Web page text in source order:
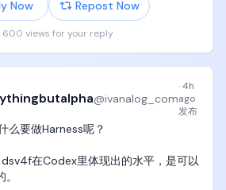
Now Repost Now
600 views for your reply
@ivanalog_com
·4h
ago
发布
么要做Harness呢？
在Codex里体现出的水平，是可以